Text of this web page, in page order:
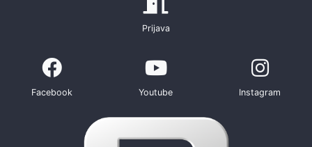
Prijava
Facebook Youtube Instagram